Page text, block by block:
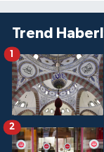
Trend
1
2